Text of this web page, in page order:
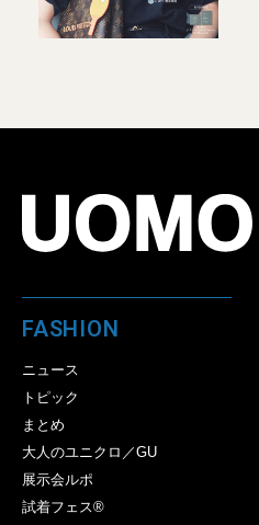
FASHION
ニュース
トピック
まとめ
大人のユニクロ／GU
展示会ルポ
試着フェス®︎